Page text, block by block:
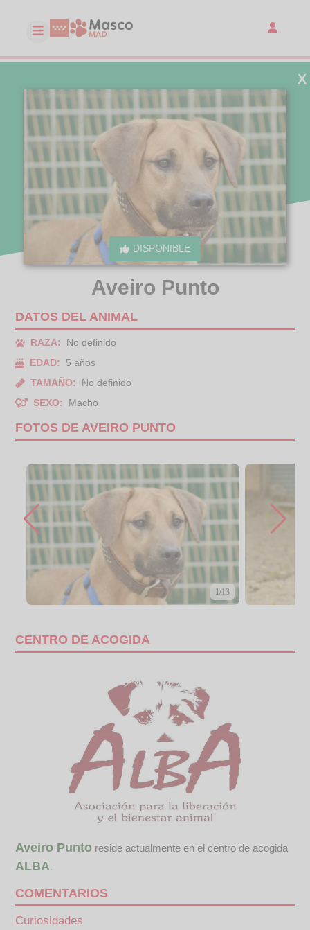
DISPONIBLE
X
Aveiro Punto
DATOS DEL ANIMAL
RAZA:
No definido
EDAD:
5 años
TAMAÑO:
No definido
SEXO:
Macho
FOTOS DE AVEIRO PUNTO
1/13
CENTRO DE ACOGIDA
Aveiro Punto reside actualmente en el centro de acogida
ALBA.
COMENTARIOS
Curiosidades